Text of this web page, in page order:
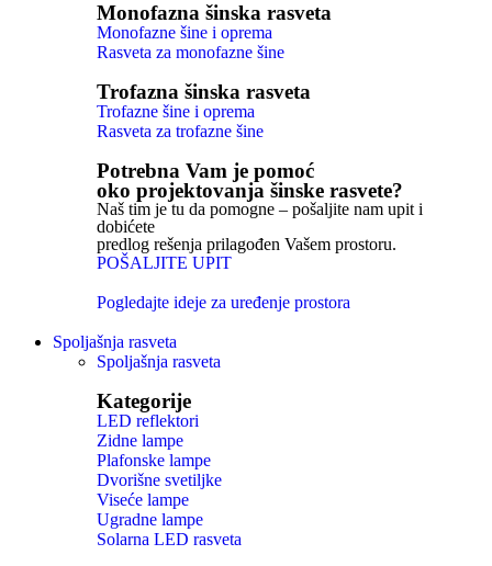
Monofazna šinska rasveta
Monofazne šine i oprema
Rasveta za monofazne šine
Trofazna šinska rasveta
Trofazne šine i oprema
Rasveta za trofazne šine
Potrebna Vam je pomoć
oko projektovanja šinske rasvete?
Naš tim je tu da pomogne – pošaljite nam upit i
dobićete
predlog rešenja prilagođen Vašem prostoru.
POŠALJITE UPIT
Pogledajte ideje za uređenje prostora
Spoljašnja rasveta
Spoljašnja rasveta
Kategorije
LED reflektori
Zidne lampe
Plafonske lampe
Dvorišne svetiljke
Viseće lampe
Ugradne lampe
Solarna LED rasveta